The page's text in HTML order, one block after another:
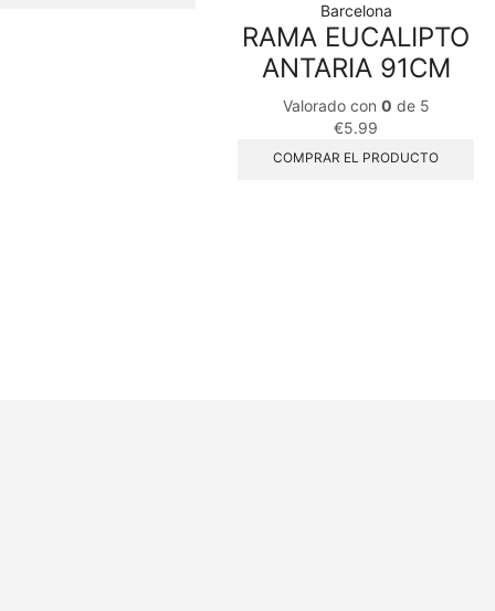
Barcelona
RAMA EUCALIPTO
ANTARIA 91CM
Valorado con 0 de 5
€5.99
COMPRAR EL PRODUCTO